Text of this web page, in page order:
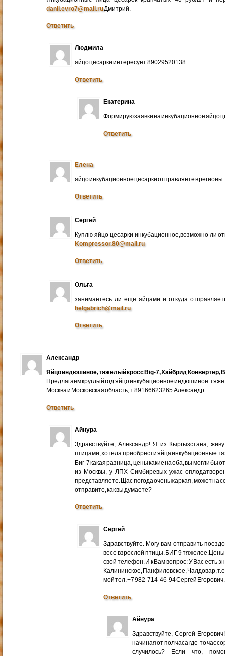
danil.evro7@mail.ruДмитрий.
Ответить
Людмила
яйцо цесарки интересует.89029520138
Ответить
Екатерина
Формирую заявки на инкубационное яйцо
Ответить
Елена
яйцо инкубационное цесарки отправляете в регионы
Ответить
Сергей
Куплю яйцо цесарки инкубационное,возможно ли
Kompressor.80@mail.ru
Ответить
Ольга
занимаетесь ли еще яйцами и откуда
helgabrich@mail.ru
Ответить
Александр
Яйцо индюшиное, тяжёлый кросс Big-7, Хайбрид Конвертер,
Предлагаем круглый год яйцо инкубационное индюшиное:
Москва и Московская область, т. 89166623265 Александр.
Ответить
Айнура
Здравствуйте, Александр! Я из Кыргызстана,
птицами, хотела приобрести яйца инкубационные
Биг-7 какая разница, цены какие на оба, вы могли бы
из Москвы, у ЛПХ Симбиревых ужас
представляете. Щас погода очень жаркая, может на
отправите, как вы думаете?
Ответить
Сергей
Здравствуйте. Могу вам отправить
весе взрослой птицы. БИГ 9
свой телефон. И к Вам вопрос: У Вас есть
Калининское, Панфиловское, Чалдовар,
мой тел. +7 982-714-46-94 Сергей Егорович.
Ответить
Айнура
Здравствуйте, Сергей
начиная от пол часа где-то час
случилось? Если что,